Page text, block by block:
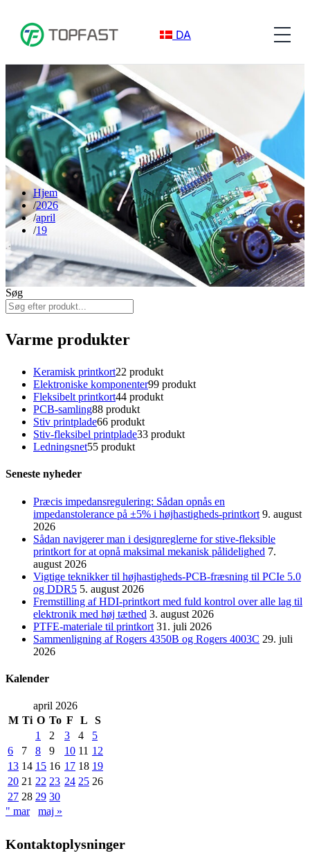
DA
Hjem
2026
april
19
Søg
Varme produkter
Keramisk printkort22 produkt
Elektroniske komponenter99 produkt
Fleksibelt printkort44 produkt
PCB-samling88 produkt
Stiv printplade66 produkt
Stiv-fleksibel printplade33 produkt
Ledningsnet55 produkt
Seneste nyheder
Præcis impedansregulering: Sådan opnås en
impedanstolerance på ±5% i højhastigheds-printkort 9. august
2026
Sådan navigerer man i designreglerne for stive-fleksible
printkort for at opnå maksimal mekanisk pålidelighed 7.
august 2026
Vigtige teknikker til højhastigheds-PCB-fræsning til PCIe 5.0
og DDR5 5. august 2026
Fremstilling af HDI-printkort med fuld kontrol over alle lag til
elektronik med høj tæthed 3. august 2026
PTFE-materiale til printkort 31. juli 2026
Sammenligning af Rogers 4350B og Rogers 4003C 29. juli
2026
Kalender
april 2026
M Ti O To F L
S
1
2 3 4
5
6
7 8 9 10 11 12
13 14 15 16 17 18 19
20 21 22 23 24 25 26
27 28 29 30
" mar
maj »
Kontaktoplysninger